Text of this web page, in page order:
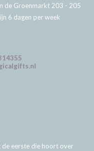
de Groenmarkt 203 - 205
6 dagen per week
de eerste die hoort over